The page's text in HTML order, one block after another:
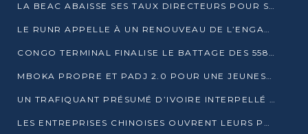
LA BEAC ABAISSE SES TAUX DIRECTEURS POUR SOUTENIR LA CROISSANCE EN ZONE CEMAC
LE RUNR APPELLE À UN RENOUVEAU DE L’ENGAGEMENT MILITANT
CONGO TERMINAL FINALISE LE BATTAGE DES 558 PIEUX DU FUTUR QUAI DU MÔLE EST
MBOKA PROPRE ET PADJ 2.0 POUR UNE JEUNESSE PLUS AUTONOME
UN TRAFIQUANT PRÉSUMÉ D’IVOIRE INTERPELLÉ À DOLISIE
LES ENTREPRISES CHINOISES OUVRENT LEURS PORTES AUX JEUNES DIPLÔMÉS